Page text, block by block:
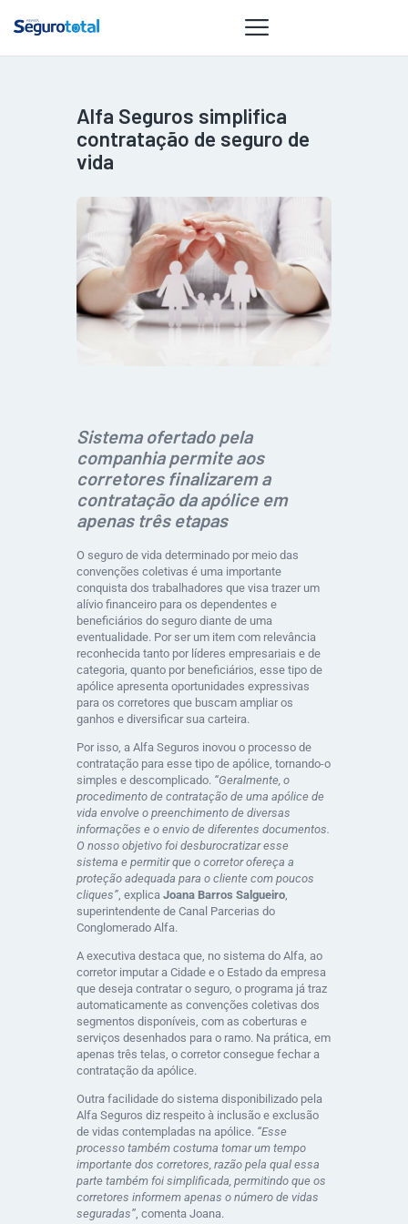
NOTÍCIAS
GAIVOTA DE
OURO
ST SUMMIT
MULHERES
GESTORAS
HOMEST
Alfa Seguros simplifica
contratação de seguro de
vida
Sistema ofertado pela
companhia permite aos
corretores finalizarem a
contratação da apólice em
apenas três etapas
O seguro de vida determinado por meio das
convenções coletivas é uma importante
conquista dos trabalhadores que visa trazer um
alívio financeiro para os dependentes e
beneficiários do seguro diante de uma
eventualidade. Por ser um item com relevância
reconhecida tanto por líderes empresariais e de
categoria, quanto por beneficiários, esse tipo de
apólice apresenta oportunidades expressivas
para os corretores que buscam ampliar os
ganhos e diversificar sua carteira.
Por isso, a Alfa Seguros inovou o processo de
contratação para esse tipo de apólice, tornando-o
simples e descomplicado. “Geralmente, o
procedimento de contratação de uma apólice de
vida envolve o preenchimento de diversas
informações e o envio de diferentes documentos.
O nosso objetivo foi desburocratizar esse
sistema e permitir que o corretor ofereça a
proteção adequada para o cliente com poucos
cliques” , explica Joana Barros Salgueiro
superintendente de Canal Parcerias do
Conglomerado Alfa.
A executiva destaca que, no sistema do Alfa, ao
corretor imputar a Cidade e o Estado da empresa
que deseja contratar o seguro, o programa já traz
automaticamente as convenções coletivas dos
segmentos disponíveis, com as coberturas e
serviços desenhados para o ramo. Na prática, em
apenas três telas, o corretor consegue fechar a
contratação da apólice.
Outra facilidade do sistema disponibilizado pela
Alfa Seguros diz respeito à inclusão e exclusão
de vidas contempladas na apólice. “Esse
processo também costuma tomar um tempo
importante dos corretores, razão pela qual essa
parte também foi simplificada, permitindo que os
corretores informem apenas o número de vidas
seguradas” , comenta Joana.